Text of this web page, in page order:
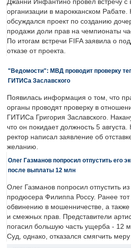
Джанни Инфантино провел встречу с
организации в марокканском
обсуждался проект по созданию
продажи доли прав на чемпионаты
По итогам встречи FIFA заявила о
отказе от проекта.
"Ведомости": МВД проводит проверку
ГИТИСа Заславского
Появилась информация о том, что
органы проводят проверку в
ГИТИСа Григория Заславского.
что он покидает должность 5
ректор написал заявление об
желанию.
Олег Газманов попросил отпустить его
после выплаты 12 млн
Олег Газманов попросил отпустить
продюсера Филиппа Россу. Ранее
обвинению в мошенничестве, а
и смежных прав. Представители
погасил большую часть ущерба - 12
Суд, однако, отказался смягчить